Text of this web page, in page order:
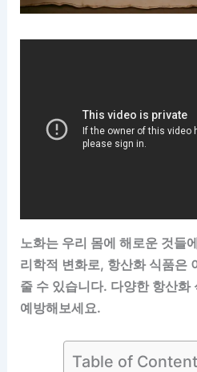
노화는 우리 몸에 해로운 것들
리학적 변화로, 항산화 식품은
줄 수 있습니다. 다양한 항산화
예방해보세요.
Table of